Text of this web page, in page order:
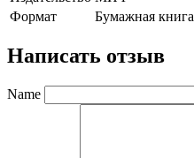
Формат
Бумажная книга
Написать отзыв
Name